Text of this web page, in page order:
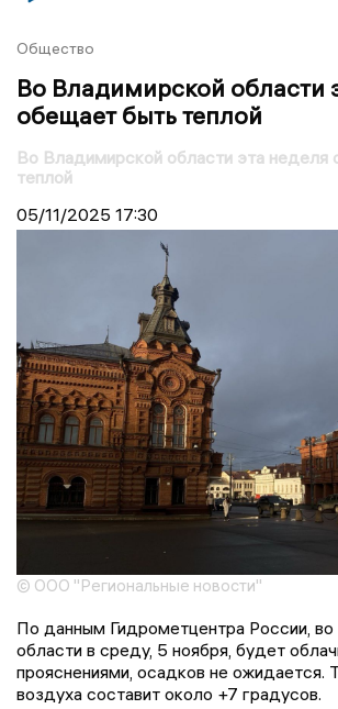
Общество
Во Владимирской области
обещает быть теплой
Во Владимирской области эта неделя
теплой
05/11/2025 17:30
© ООО "Региональные новости"
По данным Гидрометцентра России,
области в среду, 5 ноября, будет
прояснениями, осадков не ожидается.
воздуха составит около +7 градусов.